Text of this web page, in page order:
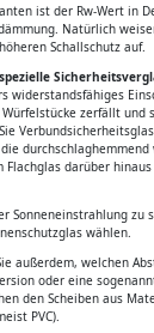
ist der Rw-Wert in
Natürlich
Schallschutz auf.
spezielle
widerstandsfähiges
zerfällt und
darüber
Sonneneinstrahlung zu
wählen.
außerdem, welchen
oder eine
den Scheiben aus
PVC).